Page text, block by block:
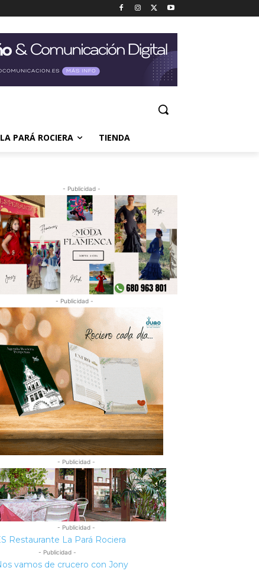
LA PARÁ ROCIERA TIENDA
- Publicidad -
- Publicidad -
- Publicidad -
- Publicidad -
- Publicidad -